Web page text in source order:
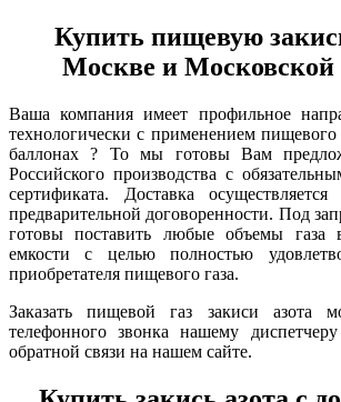
Купить пищевую
Москве и Московской
Ваша компания имеет профильное
технологически с применением пищевого
баллонах ? То мы готовы Вам
Российского производства с
сертификата. Доставка
предварительной договоренности. Под
готовы поставить любые объемы газа
емкости с целью полностью
приобретателя пищевого газа.
Заказать пищевой газ закиси азота
телефонного звонка нашему
обратной связи на нашем сайте.